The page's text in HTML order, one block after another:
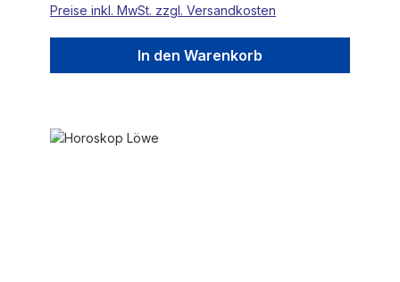
Preise inkl. MwSt. zzgl. Versandkosten
In den Warenkorb